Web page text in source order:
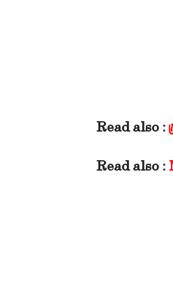
Read also :
Read also :